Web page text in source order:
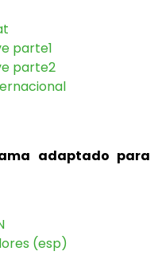
parte1
parte2
adaptado para
(esp)